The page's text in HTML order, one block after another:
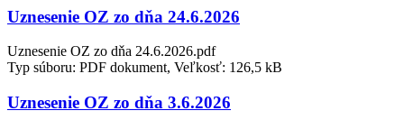
Uznesenie OZ zo dňa 24.6.2026
Uznesenie OZ zo dňa 24.6.2026.pdf
Typ súboru: PDF dokument, Veľkosť: 126,5 kB
Uznesenie OZ zo dňa 3.6.2026